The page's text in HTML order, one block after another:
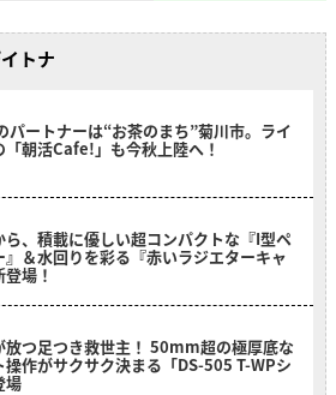
トナ
パートナーは“お茶のまち”菊川市。ライ
「朝活Cafe!」も今秋上陸へ！
ら、積載に優しい超コンパクトな『I型ペ
』＆水回りを彩る『赤いラジエターキャ
場！
放つ足つき救世主！ 50mm超の極厚底な
操作がサクサク決まる「DS-505 T-WPシ
場